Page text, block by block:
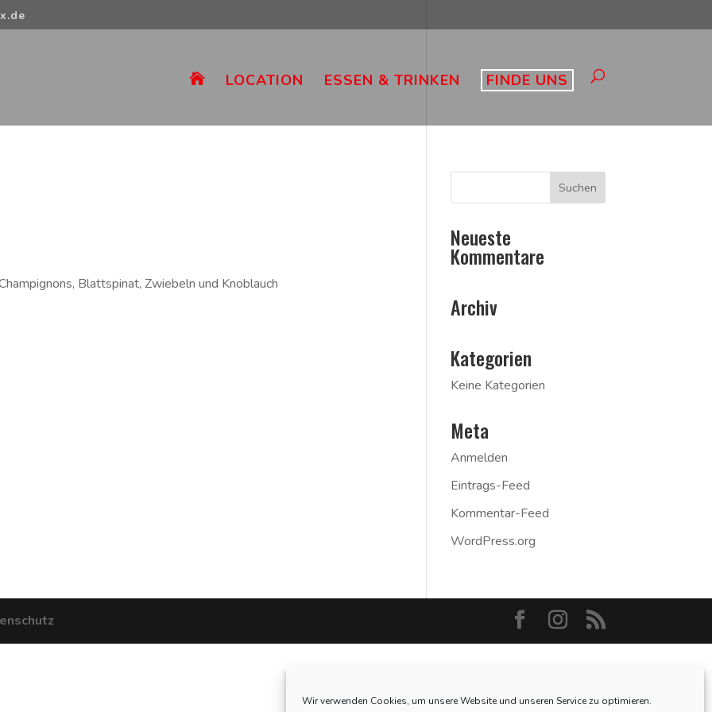
Wir verwenden Cookies, um unsere Website und unseren Service zu optimieren.
 LOCATION ESSEN & TRINKEN FINDE UNS
Blattspinat, Zwiebeln und Knoblauch
Neueste
Kommentare
Archiv
Kategorien
Keine Kategorien
Meta
Anmelden
Eintrags-Feed
Kommentar-Feed
WordPress.org